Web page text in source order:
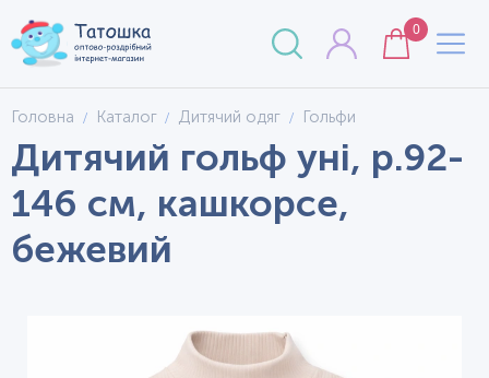
0
Головна Каталог Дитячий одяг Гольфи
Дитячий гольф уні, р.92-
146 см, кашкорсе,
бежевий